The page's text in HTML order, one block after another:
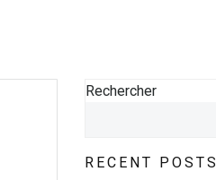
Rechercher
RECENT POSTS